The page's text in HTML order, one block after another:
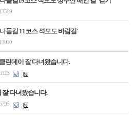
들길 11코스 석모도 바람길'
린데이 잘 다녀왔습니다.
잘 다녀왔습니다.